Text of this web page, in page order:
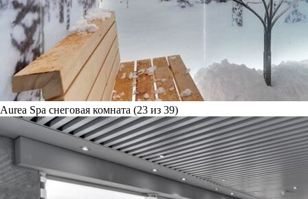
Aurea Spa снеговая комната (23 из 39)